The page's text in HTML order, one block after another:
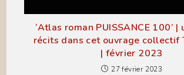
‘Atlas roman PUISSANCE 100’ |
récits dans cet ouvrage collectif
| février 2023
27 février 2023